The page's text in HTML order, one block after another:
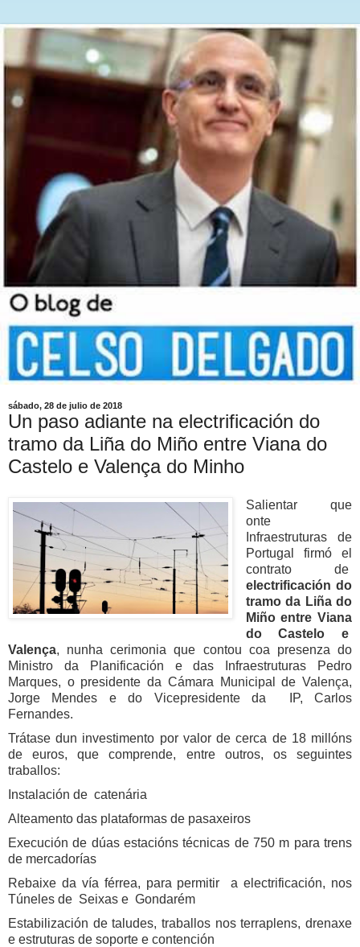
sábado, 28 de julio de 2018
Un paso adiante na electrificación do
tramo da Liña do Miño entre Viana do
Castelo e Valença do Minho
Salientar que
onte
Infraestruturas de
Portugal firmó el
contrato de
electrificación do
tramo da Liña do
Miño entre Viana
do Castelo e
Valença, nunha cerimonia que contou coa presenza do
Ministro da Planificación e das Infraestruturas Pedro
Marques, o presidente da Cámara Municipal de Valença,
Jorge Mendes e do Vicepresidente da IP, Carlos
Fernandes.
Trátase dun investimento por valor de cerca de 18 millóns
de euros, que comprende, entre outros, os seguintes
traballos:
Instalación de catenária
Alteamento das plataformas de pasaxeiros
Execución de dúas estacións técnicas de 750 m para trens
de mercadorías
Rebaixe da vía férrea, para permitir a electrificación, nos
Túneles de Seixas e Gondarém
Estabilización de taludes, traballos nos terraplens, drenaxe
e estruturas de soporte e contención